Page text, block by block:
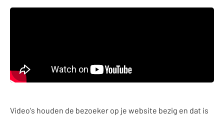
Video's houden de bezoeker op je website bezig en dat is